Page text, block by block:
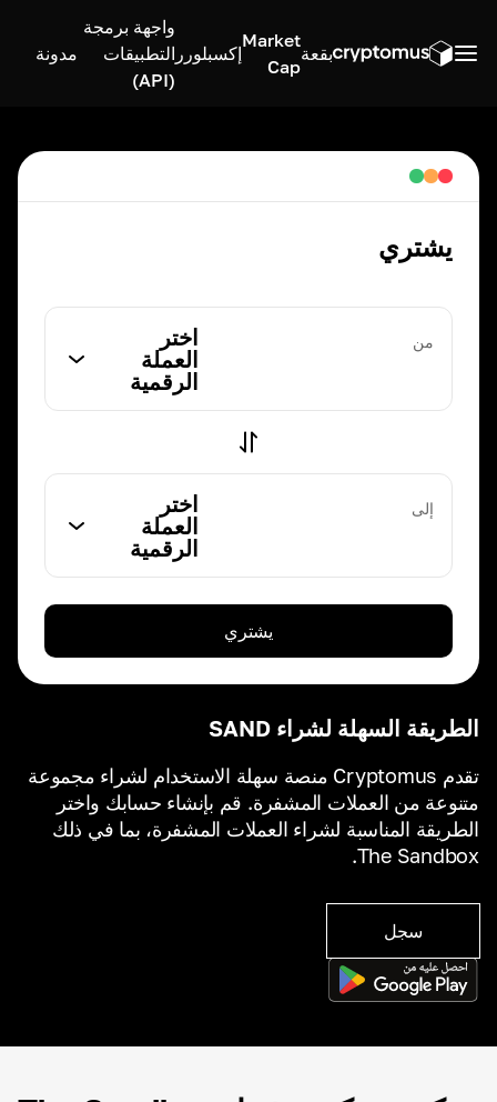
بقعة
Market
Cap
إكسبلورر
واجهة برمجة
التطبيقات
(API)
مدونة
الطريقة السهلة لشراء SAND
تقدم Cryptomus منصة سهلة الاستخدام لشراء مجموعة
متنوعة من العملات المشفرة. قم بإنشاء حسابك واختر
الطريقة المناسبة لشراء العملات المشفرة، بما في ذلك
The Sandbox.
سجل
يشتري
من
اختر
العملة
الرقمية
إلى
اختر
العملة
الرقمية
يشتري